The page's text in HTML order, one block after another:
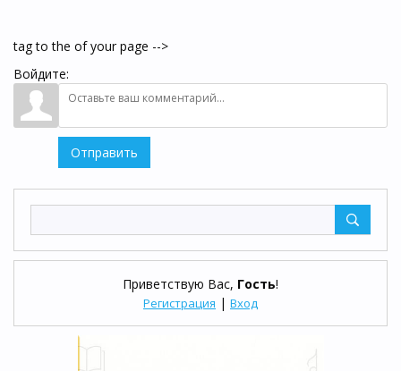
Приветствую Вас, Гость!
Регистрация | Вход
tag to the of your page -->
Войдите:
Отправить